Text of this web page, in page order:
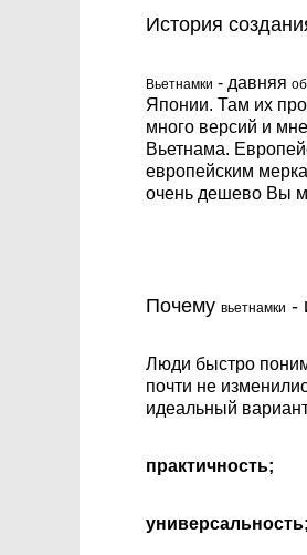
История
Вьетнамки - давняя
Японии. Там их
много версий и
Вьетнама.
европейским
очень дешево Вы
Почему вьетнамки -
Люди быстро
почти не
идеальный
практичность;
универсальность;